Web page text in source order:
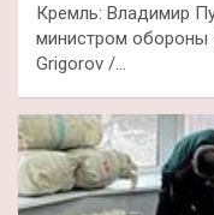
Кремль: Владимир
министром обороны
Grigorov /…